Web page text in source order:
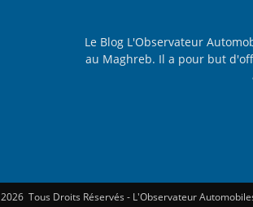
Le Blog L'Observateur
au Maghreb. Il a pour but
2026 Tous Droits Réservés - L'Observateur